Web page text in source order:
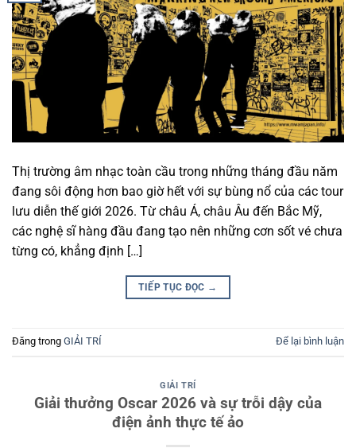
Thị trường âm nhạc toàn cầu trong những tháng đầu năm
đang sôi động hơn bao giờ hết với sự bùng nổ của các tour
lưu diễn thế giới 2026. Từ châu Á, châu Âu đến Bắc Mỹ,
các nghệ sĩ hàng đầu đang tạo nên những cơn sốt vé chưa
từng có, khẳng định […]
TIẾP TỤC ĐỌC →
Đăng trong GIẢI TRÍ Để lại bình luận
GIẢI TRÍ
Giải thưởng Oscar 2026 và sự trỗi dậy của
điện ảnh thực tế ảo